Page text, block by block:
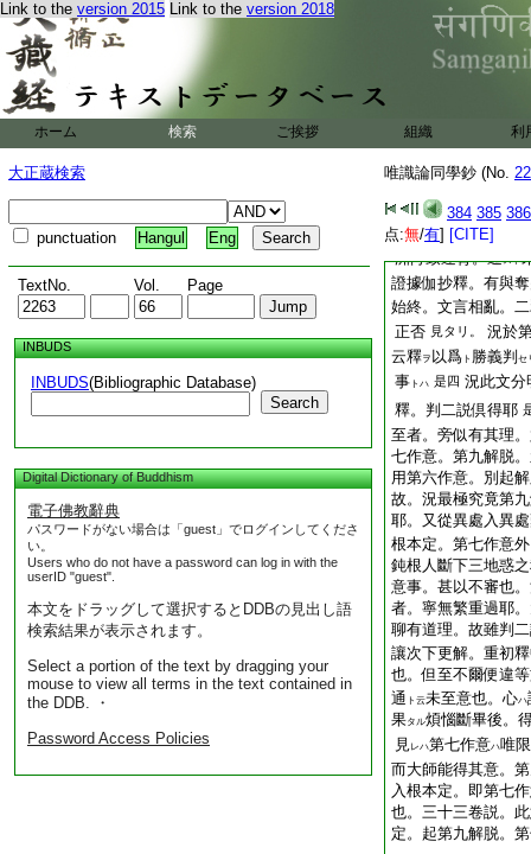
Link to the version 2015 Link to the version 2018
ホーム 検索 ご挨拶 組織 利
大正蔵検索
punctuation Hangul Eng
TextNo. Vol. Page
INBUDS
INBUDS(Bibliographic Database)
Search
Digital Dictionary of Buddhism
電子佛教辭典
パスワードがない場合は「guest」でログインしてくださ
い。
Users who do not have a password can log in with the
userID "guest".
本文をドラッグして選択するとDDBの見出し語
検索結果が表示されます。
Select a portion of the text by dragging your
mouse to view all terms in the text contained in
the DDB. ・
Password Access Policies
唯識論同學鈔 (No.
384 385 386
点:無/有] [CITE]
遂至下准此二文。
二解倶正
下更解之文。明指
本鈍根別起解脱道
釋。以由 10 説方
前後二釋是同也云
處釋。難第七作意
違對法等説第七作
洲何致違背。通スト
證據伽抄釋。有與
始終。文言相亂。
正否 見タリ。
況於
云釋ヲ 以爲 ト 勝義判 セ
事 トハ 是四 況此文分
釋。判二説倶得耶
至者。旁似有其理
七作意。第九解脱
用第六作意。別起
故。況最極究竟第
耶。又從異處入異
根本定。第七作意
鈍根人斷下三地惑
意事。甚以不審也
者。寧無繁重過耶
聊有道理。故雖判
讓次下更解。重初
也。但至不爾便違
通 ト云未至意也。心ハ
果タル煩惱斷畢後。
見レハ第七作意ハ唯
而大師能得其意。
入根本定。即第七
也。三十三卷説。
定。起第九解脱。